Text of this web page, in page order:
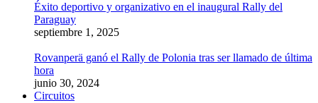
Éxito deportivo y organizativo en el inaugural Rally del
Paraguay
septiembre 1, 2025
Rovanperä ganó el Rally de Polonia tras ser llamado de última
hora
junio 30, 2024
Circuitos